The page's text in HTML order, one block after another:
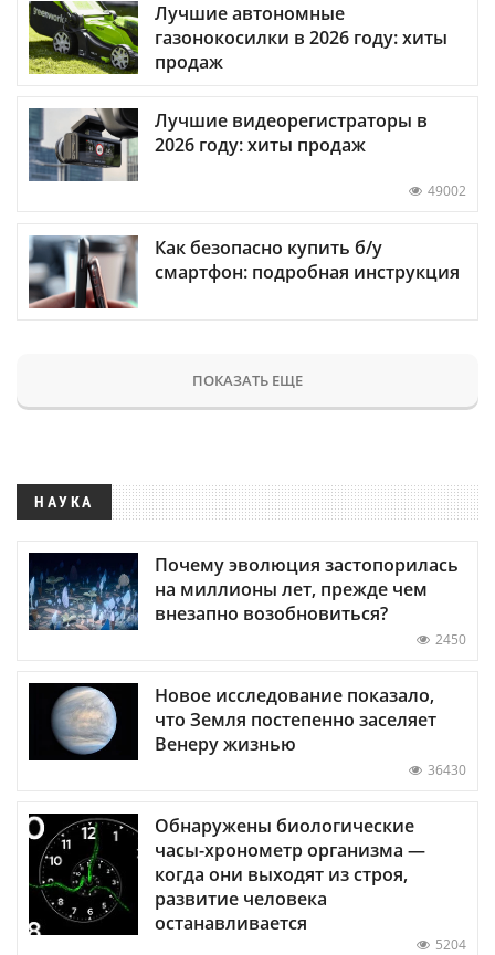
Лучшие автономные
газонокосилки в 2026 году: хиты
продаж
Лучшие видеорегистраторы в
2026 году: хиты продаж
49002
Как безопасно купить б/у
смартфон: подробная инструкция
ПОКАЗАТЬ ЕЩЕ
НАУКА
Почему эволюция застопорилась
на миллионы лет, прежде чем
внезапно возобновиться?
2450
Новое исследование показало,
что Земля постепенно заселяет
Венеру жизнью
36430
Обнаружены биологические
часы-хронометр организма —
когда они выходят из строя,
развитие человека
останавливается
5204